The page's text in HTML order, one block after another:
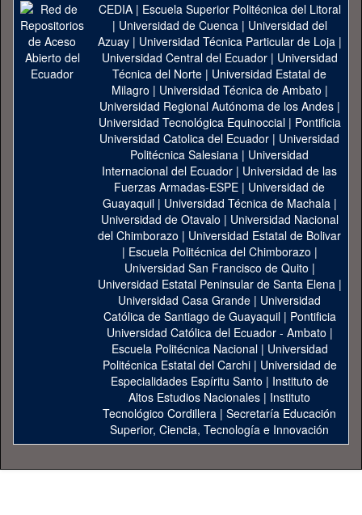
CEDIA| Escuela Superior Politécnica del Litoral
| Universidad de Cuenca| Universidad del
Azuay| Universidad Técnica Particular de Loja|
Universidad Central del Ecuador| Universidad
Técnica del Norte | Universidad Estatal de
Milagro | Universidad Técnica de Ambato |
Universidad Regional Autónoma de los Andes|
Universidad Tecnológica Equinoccial| Pontificia
Universidad Catolica del Ecuador | Universidad
Politécnica Salesiana | Universidad
Internacional del Ecuador | Universidad de las
Fuerzas Armadas-ESPE | Universidad de
Guayaquil| Universidad Técnica de Machala|
Universidad de Otavalo | Universidad Nacional
del Chimborazo | Universidad Estatal de Bolivar
| Escuela Politécnica del Chimborazo |
Universidad San Francisco de Quito |
Universidad Estatal Peninsular de Santa Elena|
Universidad Casa Grande | Universidad
Católica de Santiago de Guayaquil| Pontificia
Universidad Católica del Ecuador - Ambato |
Escuela Politécnica Nacional| Universidad
Politécnica Estatal del Carchi| Universidad de
Especialidades Espíritu Santo | Instituto de
Altos Estudios Nacionales | Instituto
Tecnológico Cordillera | Secretaría Educación
Superior, Ciencia, Tecnología e Innovación